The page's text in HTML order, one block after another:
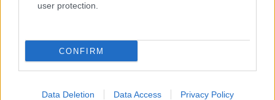
user protection.
CONFIRM
Data Deletion Data Access Privacy Policy